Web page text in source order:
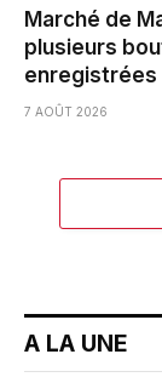
Marché de
plusieurs
enregistrées
7 AOÛT 2026
A LA UNE